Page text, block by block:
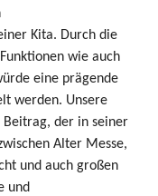
Kita. Durch die
wie auch
eine prägende
werden. Unsere
der in seiner
Alter Messe,
und auch großen
und